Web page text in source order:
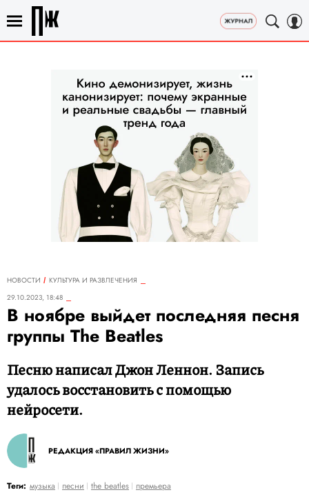
НОВОСТИ
КУЛЬТУРА И РАЗВЛЕЧЕНИЯ
29.10.2023, 18:48
В ноябре выйдет последняя песня
группы The Beatles
Песню написал Джон Леннон. Запись
удалось восстановить с помощью
нейросети.
РЕДАКЦИЯ «ПРАВИЛ ЖИЗНИ»
Теги: музыка песни the beatles премьера